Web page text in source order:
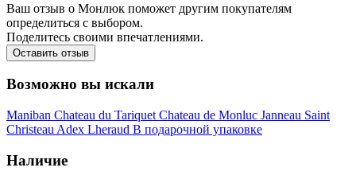
Ваш отзыв о Монлюк поможет другим покупателям
определиться с выбором.
Поделитесь своими впечатлениями.
Оставить отзыв
Возможно вы искали
Maniban Chateau du Tariquet Chateau de Monluc Janneau Saint
Christeau Adex Lheraud В подарочной упаковке
Наличие